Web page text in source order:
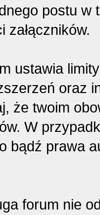
postu
załączników.
ustawia
oraz
że twoim
W
bądź prawa
forum nie